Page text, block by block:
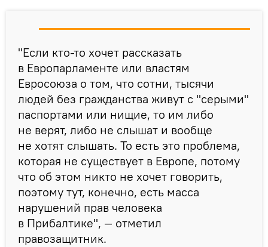
"Если кто-то хочет рассказать
в Европарламенте или властям
Евросоюза о том, что сотни, тысячи
людей без гражданства живут с "серыми"
паспортами или нищие, то им либо
не верят, либо не слышат и вообще
не хотят слышать. То есть это проблема,
которая не существует в Европе, потому
что об этом никто не хочет говорить,
поэтому тут, конечно, есть масса
нарушений прав человека
в Прибалтике", — отметил
правозащитник.